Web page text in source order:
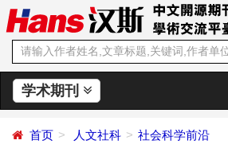
学术期刊
首页 人文社科 社会科学前沿